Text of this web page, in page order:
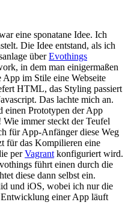
eine sponatane Idee. Ich
Die Idee entstand, als ich
überEvothings
in dem man einigermaßen
im Stile eine Webseite
HTML, das Styling passiert
Das lachte mich an.
einen Prototypen der App
immer steckt der Teufel
für App-Anfänger diese Weg
für das Kompilieren eine
perVagrant konfiguriert wird.
führt einen durch die
diese dann selbst ein.
und iOS, wobei ich nur die
einer App läuft